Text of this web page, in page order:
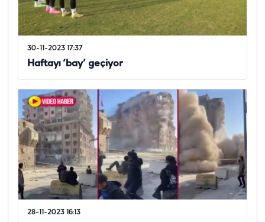
30-11-2023 17:37
Haftayı ‘bay’ geçiyor
28-11-2023 16:13